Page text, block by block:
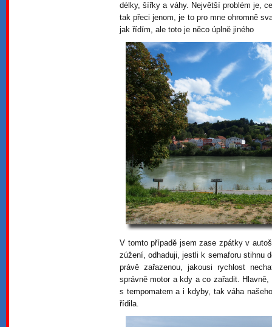
délky, šířky a váhy. Největší problém je,
tak přeci jenom, je to pro mne ohromně
jak řídím, ale toto je něco úplně jiného
V tomto případě jsem zase zpátky v
zúžení, odhaduji, jestli k semaforu stihnu
právě zařazenou, jakousi rychlost
správně motor a kdy a co zařadit.
s tempomatem a i kdyby, tak váha
řídila.